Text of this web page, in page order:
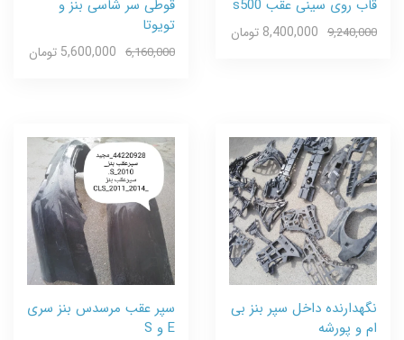
قاب روی سینی عقب s500
9,240,000 8,400,000 تومان
قوطی سر شاسی بنز و
تویوتا
6,160,000 5,600,000 تومان
نگهدارنده داخل سپر بنز بی
ام و پورشه
سپر عقب مرسدس بنز سری
E و S